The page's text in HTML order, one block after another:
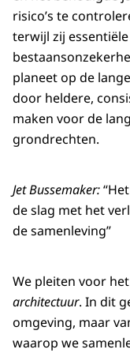
risico’s te
terwijl zij
planeet op de
door heldere,
maken voor de
grondrechten.
Jet Bussemaker:
de slag met het
de samenleving
We pleiten voor
architectuur. In dit
omgeving, maar
waarop we